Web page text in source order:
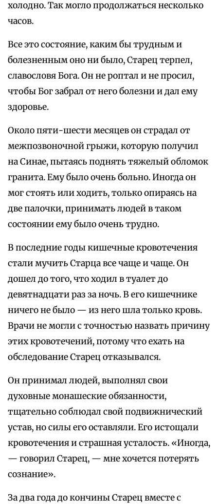
холодно. Так могло продолжаться несколько
часов.
Все это состояние, каким бы трудным и
болезненным оно ни было, Старец терпел,
славословя Бога. Он не роптал и не просил,
чтобы Бог забрал от него болезни и дал ему
здоровье.
Около пяти-шести месяцев он страдал от
межпозвоночной грыжи, которую получил
на Синае, пытаясь поднять тяжелый обломок
гранита. Ему было очень больно. Иногда он
мог стоять или ходить, только опираясь на
две палочки, принимать людей в таком
состоянии ему было очень трудно.
В последние годы кишечные кровотечения
стали мучить Старца все чаще и чаще. Он
дошел до того, что ходил в туалет до
девятнадцати раз за ночь. В его кишечнике
ничего не было — из него шла только кровь.
Врачи не могли с точностью назвать причину
этих кровотечений, потому что ехать на
обследование Старец отказывался.
Он принимал людей, выполнял свои
духовные монашеские обязанности,
тщательно соблюдал свой подвижнический
устав, но силы его оставляли. Его истощали
кровотечения и страшная усталость. «Иногда,
— говорил Старец, — мне хочется потерять
сознание».
За два года до кончины Старец вместе с